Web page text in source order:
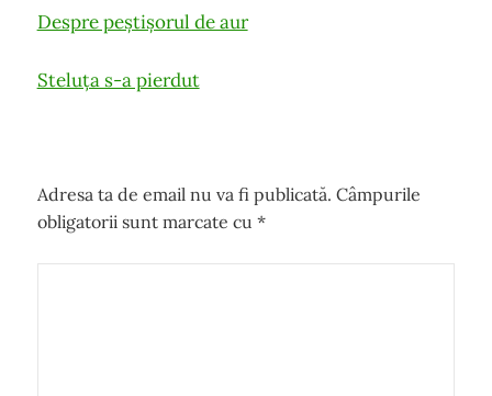
Post
Despre peștișorul de aur
Steluța s-a pierdut
Adresa ta de email nu va fi publicată. Câmpurile
obligatorii sunt marcate cu *